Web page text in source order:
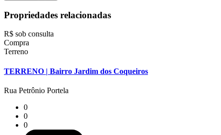
Propriedades relacionadas
R$ sob consulta
Compra
Terreno
TERRENO | Bairro Jardim dos Coqueiros
Rua Petrônio Portela
0
0
0